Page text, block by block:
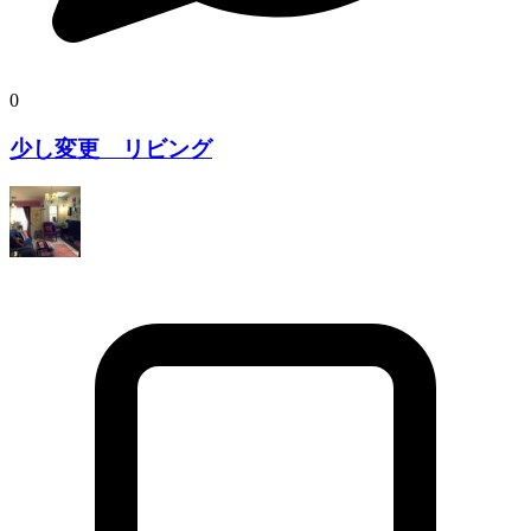
0
少し変更 リビング